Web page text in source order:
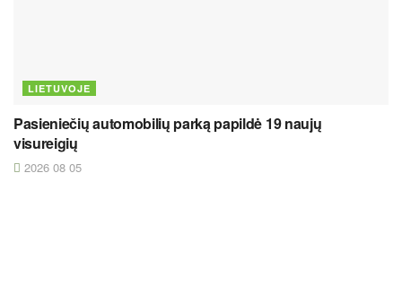
LIETUVOJE
Pasieniečių automobilių parką papildė 19 naujų
visureigių
2026 08 05